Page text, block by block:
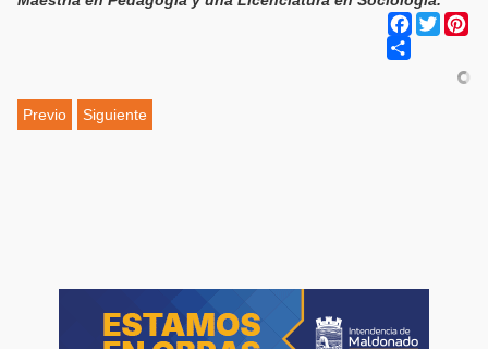
Facebook
Twitter
Previo Siguiente